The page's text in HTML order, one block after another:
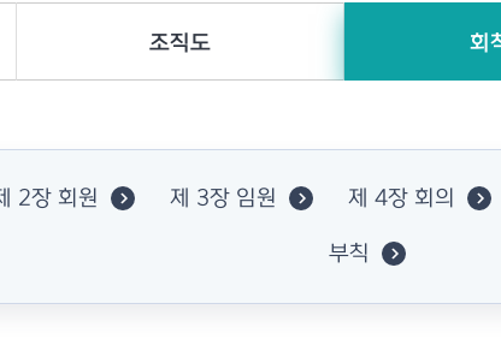
조직도 회
2장 회원 제 3장 임원 제 4장 회의
부칙